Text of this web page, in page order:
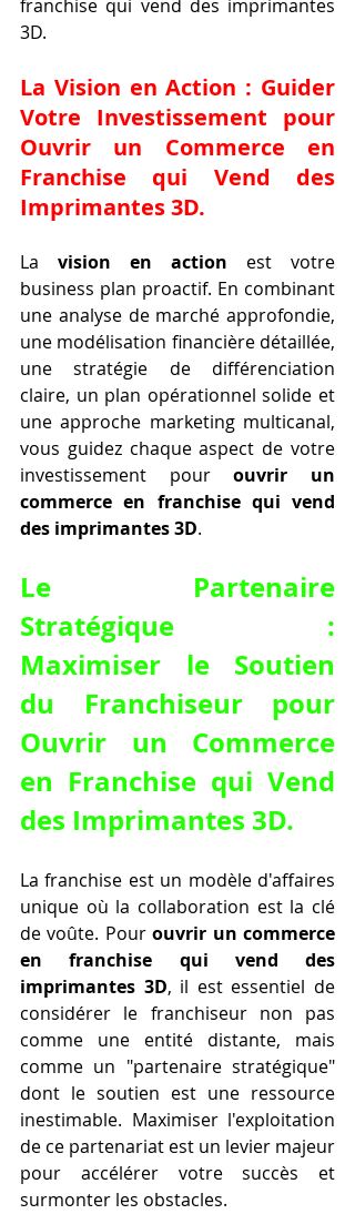
franchise qui vend des imprimantes
3D.
La Vision en Action : Guider
Ouvrir un Commerce en
Franchise qui Vend des
Imprimantes 3D.
La vision en action est votre
business plan proactif. En combinant
une analyse de marché approfondie,
une modélisation financière détaillée,
une stratégie de différenciation
claire, un plan opérationnel solide et
une approche marketing multicanal,
vous guidez chaque aspect de votre
investissement pour ouvrir un
commerce en franchise qui vend
des imprimantes 3D.
Le Partenaire
Stratégique :
Maximiser le Soutien
Ouvrir un Commerce
en Franchise qui Vend
des Imprimantes 3D.
La franchise est un modèle d'affaires
unique où la collaboration est la clé
de voûte. Pour ouvrir un commerce
en franchise qui vend des
imprimantes 3D, il est essentiel de
considérer le franchiseur non pas
comme une entité distante, mais
comme un "partenaire stratégique"
dont le soutien est une ressource
inestimable. Maximiser l'exploitation
de ce partenariat est un levier majeur
pour accélérer votre succès et
surmonter les obstacles.